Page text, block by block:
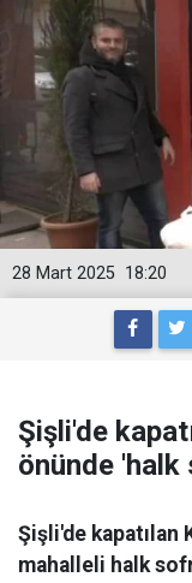
18:20
28 Mart 2025
Şişli'de
önünde 'halk
Şişli'de kapatılan
mahalleli halk